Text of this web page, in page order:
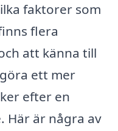
faktorer som
flera
att känna till
ett mer
efter en
Här är några av